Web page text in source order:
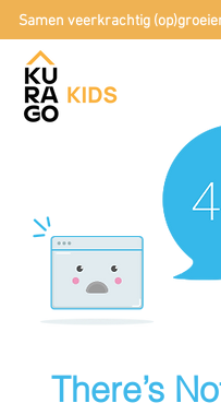
Samen veerkrachtig
There’s